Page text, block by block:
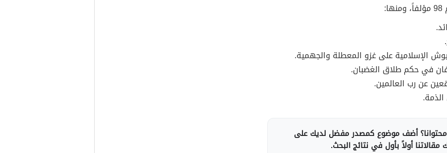
الإسلامية على غزو المعطلة والجهمية.
في حكم طلاق الغضبان.
عن رب العالمين.
أضف موضوع كمصدر مفضل لديك على
أولاً بأول في نتائج البحث.